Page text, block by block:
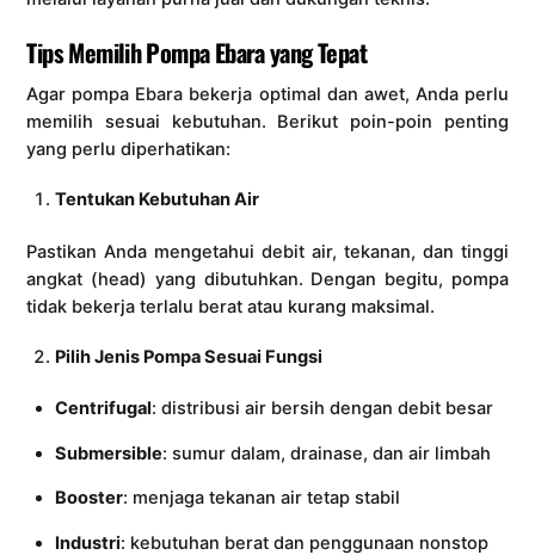
Tips Memilih Pompa Ebara yang Tepat
Agar pompa Ebara bekerja optimal dan awet, Anda perlu
memilih sesuai kebutuhan. Berikut poin-poin penting
yang perlu diperhatikan:
Tentukan Kebutuhan Air
Pastikan Anda mengetahui debit air, tekanan, dan tinggi
angkat (head) yang dibutuhkan. Dengan begitu, pompa
tidak bekerja terlalu berat atau kurang maksimal.
Pilih Jenis Pompa Sesuai Fungsi
Centrifugal: distribusi air bersih dengan debit besar
Submersible: sumur dalam, drainase, dan air limbah
Booster: menjaga tekanan air tetap stabil
Industri: kebutuhan berat dan penggunaan nonstop